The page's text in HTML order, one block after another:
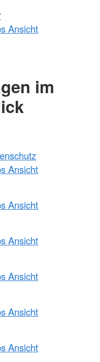
Ansicht
im
Ansicht
Ansicht
Ansicht
Ansicht
Ansicht
Ansicht